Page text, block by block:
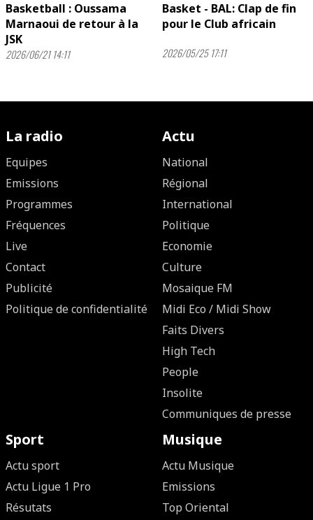
Basketball : Oussama
Marnaoui de retour à la
JSK
2026/06/21 14:11
Basket - BAL: Clap de fin
pour le Club africain
2026/05/25 17:11
La radio
Equipes
Emissions
Programmes
Fréquences
Live
Contact
Publicité
Politique de confidentialité
Actu
National
Régional
International
Politique
Economie
Culture
Mosaique FM
Midi Eco / Midi Show
Faits Divers
High Tech
People
Insolite
Communiques de presse
Sport
Actu sport
Actu Ligue 1 Pro
Résutats
Musique
Actu Musique
Emissions
Top Oriental